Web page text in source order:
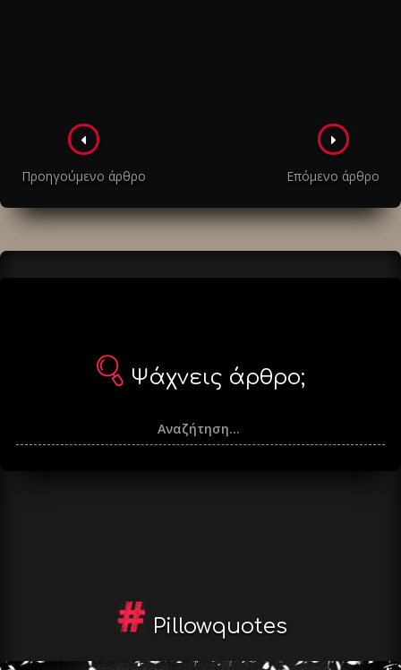
Πλοήγηση
στα
άρθρα
Προηγούμενο άρθρο Επόμενο άρθρο
Ψάχνεις άρθρο;
Pillowquotes